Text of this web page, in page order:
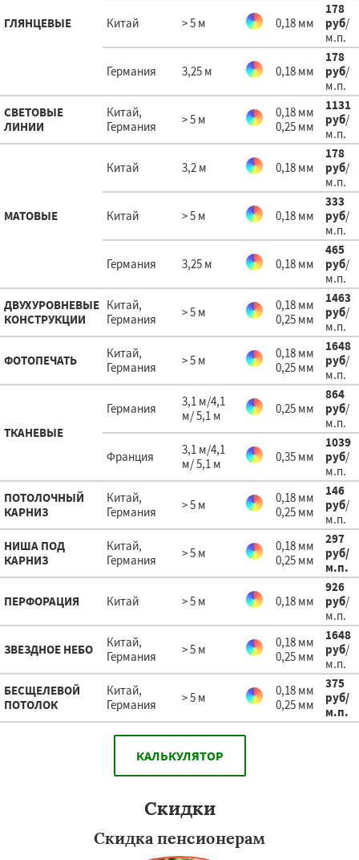
ГЛЯНЦЕВЫЕ Китай > 5 м 0,18 мм
178
руб/
м.п.
Германия 3,25 м 0,18 мм
178
руб/
м.п.
СВЕТОВЫЕ
ЛИНИИ
Китай,
Германия
> 5 м
0,18 мм
0,25 мм
1131
руб/
м.п.
МАТОВЫЕ
Китай 3,2 м 0,18 мм
178
руб/
м.п.
Китай > 5 м 0,18 мм
333
руб/
м.п.
Германия 3,25 м 0,18 мм
465
руб/
м.п.
ДВУХУРОВНЕВЫЕ
КОНСТРУКЦИИ
Китай,
Германия
> 5 м
0,18 мм
0,25 мм
1463
руб/
м.п.
ФОТОПЕЧАТЬ
Китай,
Германия
> 5 м
0,18 мм
0,25 мм
1648
руб/
м.п.
ТКАНЕВЫЕ
Германия
3,1 м/4,1
м/ 5,1 м
0,25 мм
864
руб/
м.п.
Франция
3,1 м/4,1
м/ 5,1 м
0,35 мм
1039
руб/
м.п.
ПОТОЛОЧНЫЙ
КАРНИЗ
Китай,
Германия
> 5 м
0,18 мм
0,25 мм
146
руб/
м.п.
НИША ПОД
КАРНИЗ
Китай,
Германия
> 5 м
0,18 мм
0,25 мм
297
руб/
м.п.
ПЕРФОРАЦИЯ Китай > 5 м 0,18 мм
926
руб/
м.п.
ЗВЕЗДНОЕ НЕБО
Китай,
Германия
> 5 м
0,18 мм
0,25 мм
1648
руб/
м.п.
БЕСЩЕЛЕВОЙ
ПОТОЛОК
Китай,
Германия
> 5 м
0,18 мм
0,25 мм
375
руб/
м.п.
КАЛЬКУЛЯТОР
Скидки
Скидка пенсионерам